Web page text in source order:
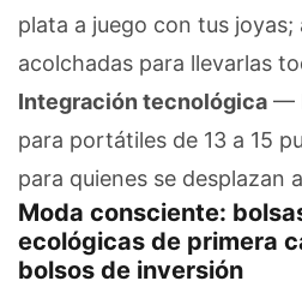
plata a juego con tus joyas;
acolchadas para llevarlas
Integración tecnológica —
para portátiles de 13 a 15
para quienes se desplazan
Moda consciente:
ecológicas de primera
bolsos de inversión